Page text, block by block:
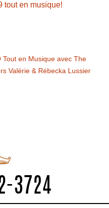
tout en musique!
Tout en Musique avec The
Valérie & Rébecka Lussier
3724